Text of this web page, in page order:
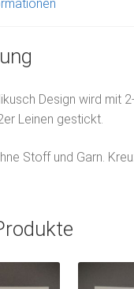
Design wird mit
Leinen gestickt.
Stoff und Garn.